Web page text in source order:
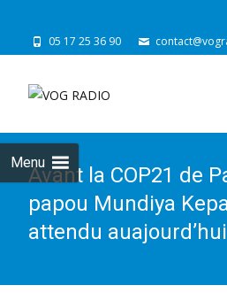
05 17 25 36 90
Menu
Avant la COP21 de
papou Mundiya
attendu